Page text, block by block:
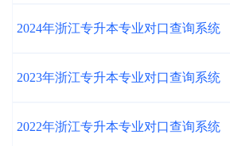
2024年浙江专升本专业对口查询系统
2023年浙江专升本专业对口查询系统
2022年浙江专升本专业对口查询系统